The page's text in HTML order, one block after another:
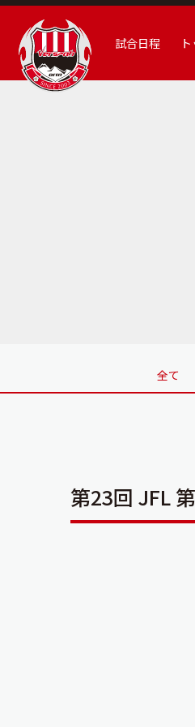
試合日程
全て
第23回 JFL